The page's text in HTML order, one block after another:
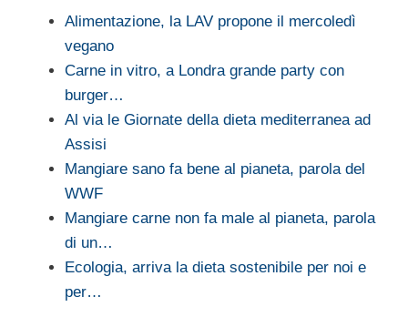
Alimentazione, la LAV propone il mercoledì
vegano
Carne in vitro, a Londra grande party con
burger…
Al via le Giornate della dieta mediterranea ad
Assisi
Mangiare sano fa bene al pianeta, parola del
WWF
Mangiare carne non fa male al pianeta, parola
di un…
Ecologia, arriva la dieta sostenibile per noi e
per…